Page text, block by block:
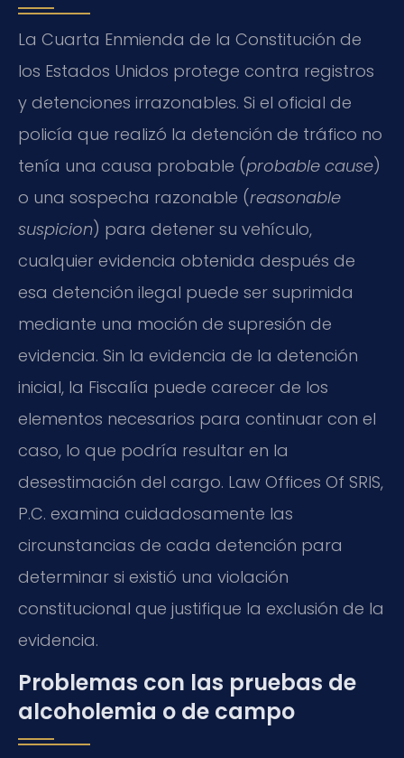
La Cuarta Enmienda de la Constitución de
los Estados Unidos protege contra registros
y detenciones irrazonables. Si el oficial de
policía que realizó la detención de tráfico no
tenía una causa probable (probable cause)
o una sospecha razonable (reasonable
suspicion) para detener su vehículo,
cualquier evidencia obtenida después de
esa detención ilegal puede ser suprimida
mediante una moción de supresión de
evidencia. Sin la evidencia de la detención
inicial, la Fiscalía puede carecer de los
elementos necesarios para continuar con el
caso, lo que podría resultar en la
desestimación del cargo. Law Offices Of SRIS,
P.C. examina cuidadosamente las
circunstancias de cada detención para
determinar si existió una violación
constitucional que justifique la exclusión de la
evidencia.
Problemas con las pruebas de
alcoholemia o de campo